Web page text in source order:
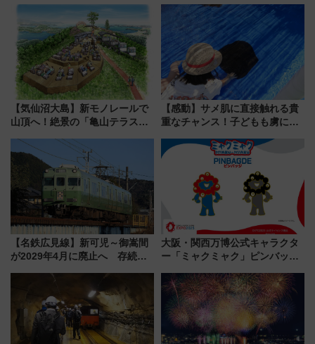
【気仙沼大島】新モノレールで
山頂へ！絶景の「亀山テラス
暇村のお得な日帰りプランも登
【感動】サメ肌に直接触れる貴
重なチャンス！子どもも虜にな
メのタッチングプール」【夏休
み限定企画】
【名鉄広見線】新可児～御嵩間
が2029年4月に廃止へ 存続協
大阪・関西万博公式キャラクタ
ー「ミャクミャク」ピンバッジ
中旬発売